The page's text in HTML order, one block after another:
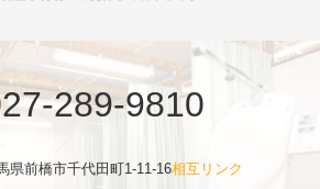
289-9810
県前橋市千代田町1-11-16相互リンク